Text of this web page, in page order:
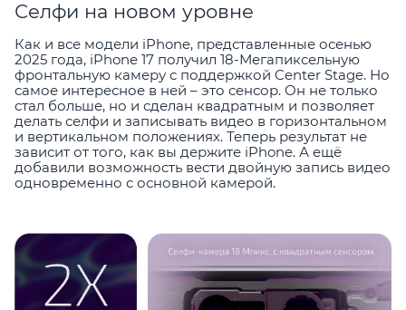
Селфи на новом уровне
Как и все модели iPhone, представленные осенью
2025 года, iPhone 17 получил 18-Мегапиксельную
фронтальную камеру с поддержкой Center Stage. Но
самое интересное в ней – это сенсор. Он не только
стал больше, но и сделан квадратным и позволяет
делать селфи и записывать видео в горизонтальном
и вертикальном положениях. Теперь результат не
зависит от того, как вы держите iPhone. А ещё
добавили возможность вести двойную запись видео
одновременно с основной камерой.